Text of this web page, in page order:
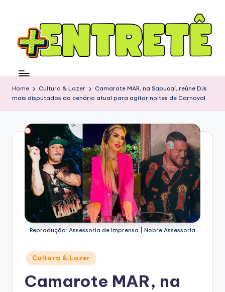
Home Cultura & Lazer
Camarote MAR, na Sapucaí, reúne DJs
mais disputados do cenário atual para agitar noites de Carnaval
Reprodução: Assessoria de Imprensa | Nobre Assessoria
Posted
in
Cultura & Lazer
Camarote MAR, na